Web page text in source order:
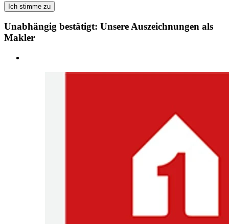
Ich stimme zu
Unabhängig bestätigt: Unsere Auszeichnungen als
Makler